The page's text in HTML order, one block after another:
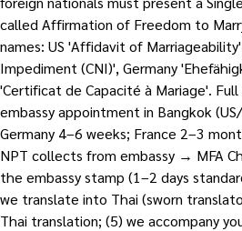
called Affirmation of Freedom to
names: US 'Affidavit of
Impediment (CNI)', Germany
'Certificat de Capacité à Mariage'.
embassy appointment in Bangkok
Germany 4–6 weeks; France 2–3
NPT collects from embassy → MFA
the embassy stamp (1–2 days
we translate into Thai (sworn
Thai translation; (5) we accompany